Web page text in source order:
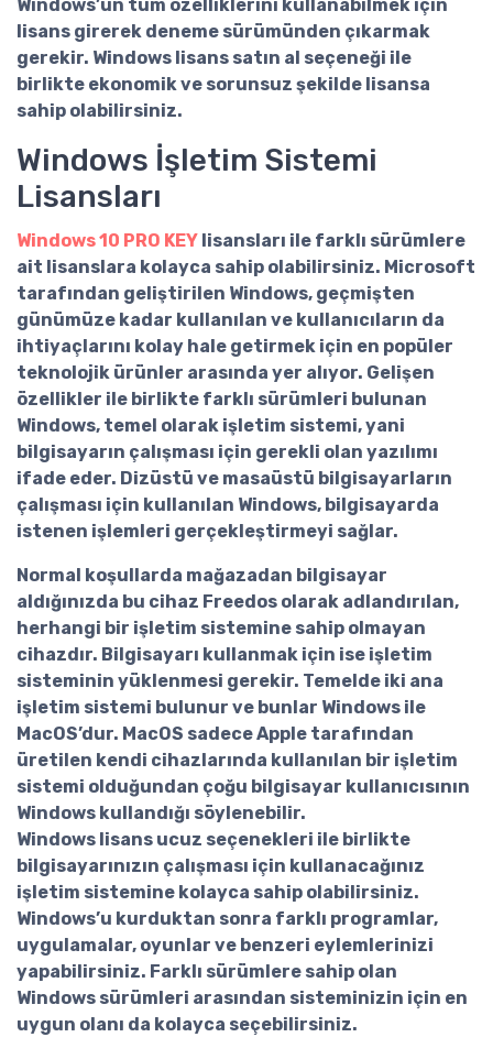
Windows’un tüm özelliklerini kullanabilmek için
lisans girerek deneme sürümünden çıkarmak
gerekir. Windows lisans satın al seçeneği ile
birlikte ekonomik ve sorunsuz şekilde lisansa
sahip olabilirsiniz.
Windows İşletim Sistemi
Lisansları
Windows 10 PRO KEY lisansları ile farklı sürümlere
ait lisanslara kolayca sahip olabilirsiniz. Microsoft
tarafından geliştirilen Windows, geçmişten
günümüze kadar kullanılan ve kullanıcıların da
ihtiyaçlarını kolay hale getirmek için en popüler
teknolojik ürünler arasında yer alıyor. Gelişen
özellikler ile birlikte farklı sürümleri bulunan
Windows, temel olarak işletim sistemi, yani
bilgisayarın çalışması için gerekli olan yazılımı
ifade eder. Dizüstü ve masaüstü bilgisayarların
çalışması için kullanılan Windows, bilgisayarda
istenen işlemleri gerçekleştirmeyi sağlar.
Normal koşullarda mağazadan bilgisayar
aldığınızda bu cihaz Freedos olarak adlandırılan,
herhangi bir işletim sistemine sahip olmayan
cihazdır. Bilgisayarı kullanmak için ise işletim
sisteminin yüklenmesi gerekir. Temelde iki ana
işletim sistemi bulunur ve bunlar Windows ile
MacOS’dur. MacOS sadece Apple tarafından
üretilen kendi cihazlarında kullanılan bir işletim
sistemi olduğundan çoğu bilgisayar kullanıcısının
Windows kullandığı söylenebilir.
Windows lisans ucuz seçenekleri ile birlikte
bilgisayarınızın çalışması için kullanacağınız
işletim sistemine kolayca sahip olabilirsiniz.
Windows’u kurduktan sonra farklı programlar,
uygulamalar, oyunlar ve benzeri eylemlerinizi
yapabilirsiniz. Farklı sürümlere sahip olan
Windows sürümleri arasından sisteminizin için en
uygun olanı da kolayca seçebilirsiniz.